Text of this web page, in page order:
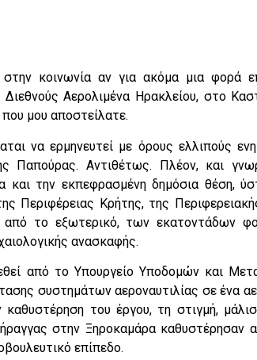
κοινωνία αν για ακόμα μια φορά
Διεθνούς Αερολιμένα Ηρακλείου, στο
μου αποστείλατε.
να ερμηνευτεί με όρους ελλιπούς
Παπούρας. Αντιθέτως. Πλέον, και
και την εκπεφρασμένη δημόσια θέση,
Περιφέρειας Κρήτης, της
το εξωτερικό, των εκατοντάδων
ανασκαφής.
από το Υπουργείο Υποδομών και
συστημάτων αεροναυτιλίας σε ένα
του έργου, τη στιγμή,
στην Ξηροκαμάρα καθυστέρησαν
επίπεδο.